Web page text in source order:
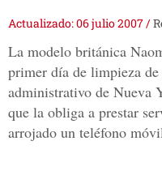
Actualizado: 06 julio 2007/
La modelo británica
primer día de limpieza
administrativo de Nueva
que la obliga a prestar
arrojado un teléfono